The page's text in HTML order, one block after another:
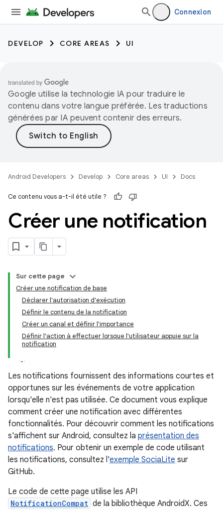
Connexion
DEVELOP CORE AREAS UI
Google utilise la technologie IA pour traduire le
contenu dans votre langue préférée. Les traductions
générées par IA peuvent contenir des erreurs.
Android Developers Develop Core areas UI Docs
Ce contenu vous a-t-il été utile ?
Créer une notification
Sur cette page
Créer une notification de base
Déclarer l'autorisation d'exécution
Définir le contenu de la notification
Créer un canal et définir l'importance
Définir l'action à effectuer lorsque l'utilisateur appuie sur la
notification
Les notifications fournissent des informations courtes et
opportunes sur les événements de votre application
lorsqu'elle n'est pas utilisée. Ce document vous explique
comment créer une notification avec différentes
fonctionnalités. Pour découvrir comment les notifications
s'affichent sur Android, consultez la présentation des
notifications. Pour obtenir un exemple de code utilisant
les notifications, consultez l'exemple SociaLite sur
GitHub.
Le code de cette page utilise les API
NotificationCompat de la bibliothèque AndroidX. Ces